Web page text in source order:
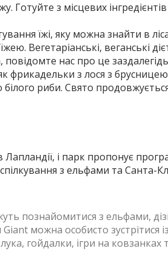
Готуйте з місцевих
їжі, яку можна знайти в
Вегетаріанські, веганські
нас про це
фрикадельки з лося з
риби. Свято
і парк пропонує
з ельфами та Санта-
познайомитися з ельфами,
можна особисто зустрітися
гойдалки, ігри на ковзанках